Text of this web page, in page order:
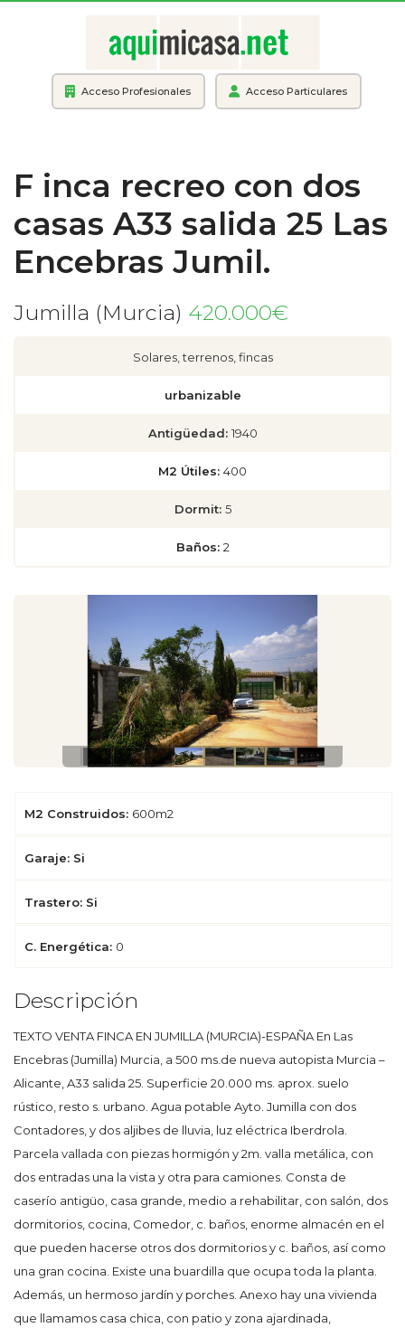
Acceso Profesionales Acceso Particulares
F inca recreo con dos
casas A33 salida 25 Las
Encebras Jumil.
Jumilla (Murcia) 420.000€
Solares, terrenos, fincas
urbanizable
Antigüedad: 1940
M2 Útiles: 400
Dormit: 5
Baños: 2
M2 Construidos: 600m2
Garaje: Si
Trastero: Si
C. Energética: 0
Descripción
TEXTO VENTA FINCA EN JUMILLA (MURCIA)-ESPAÑA En Las
Encebras (Jumilla) Murcia, a 500 ms.de nueva autopista Murcia –
Alicante, A33 salida 25. Superficie 20.000 ms. aprox. suelo
rústico, resto s. urbano. Agua potable Ayto. Jumilla con dos
Contadores, y dos aljibes de lluvia, luz eléctrica Iberdrola.
Parcela vallada con piezas hormigón y 2m. valla metálica, con
dos entradas una la vista y otra para camiones. Consta de
caserío antigüo, casa grande, medio a rehabilitar, con salón, dos
dormitorios, cocina, Comedor, c. baños, enorme almacén en el
que pueden hacerse otros dos dormitorios y c. baños, así como
una gran cocina. Existe una buardilla que ocupa toda la planta.
Además, un hermoso jardín y porches. Anexo hay una vivienda
que llamamos casa chica, con patio y zona ajardinada,